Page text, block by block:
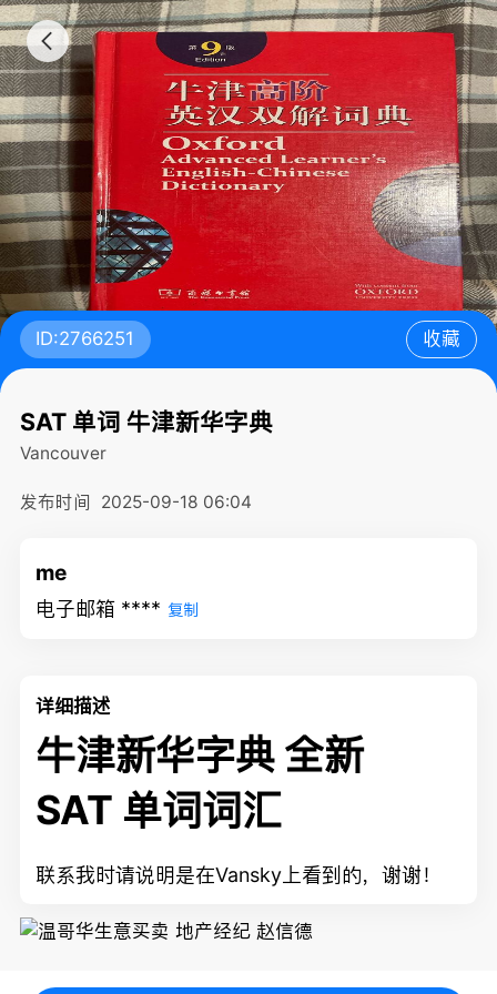
ID:2766251 收藏
SAT 单词 牛津新华字典
Vancouver
发布时间 2025-09-18 06:04
me
电子邮箱 **** 复制
详细描述
牛津新华字典 全新
SAT 单词词汇
联系我时请说明是在Vansky上看到的，谢谢！